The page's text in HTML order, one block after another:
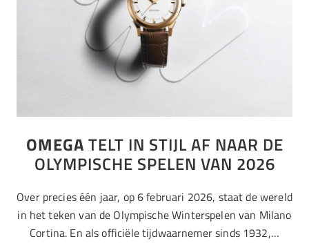
OMEGATELT IN STIJL AF NAAR DE
OLYMPISCHE SPELEN VAN 2026
Over precies één jaar, op 6 februari 2026, staat de wereld
in het teken van de Olympische Winterspelen van Milano
Cortina. En als officiële tijdwaarnemer sinds 1932,…